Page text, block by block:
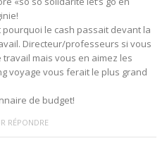
pourquoi le cash passait devant la
Directeur/professeurs si vous
travail mais vous en aimez les
voyage vous ferait le plus grand
de budget!
RÉPONDRE